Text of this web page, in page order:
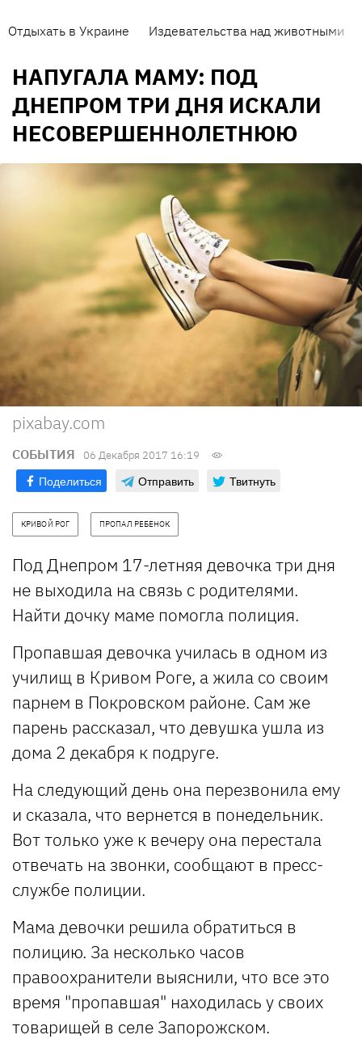
Отдыхать в Украине Издевательства над животными
НАПУГАЛА МАМУ: ПОД
ДНЕПРОМ ТРИ ДНЯ ИСКАЛИ
НЕСОВЕРШЕННОЛЕТНЮЮ
pixabay.com
СОБЫТИЯ 06 Декабря 2017 16:19
Поделиться Отправить Твитнуть
КРИВОЙ РОГ ПРОПАЛ РЕБЕНОК
Под Днепром 17-летняя девочка три дня
не выходила на связь с родителями.
Найти дочку маме помогла полиция.
Пропавшая девочка училась в одном из
училищ в Кривом Роге, а жила со своим
парнем в Покровском районе. Сам же
парень рассказал, что девушка ушла из
дома 2 декабря к подруге.
На следующий день она перезвонила ему
и сказала, что вернется в понедельник.
Вот только уже к вечеру она перестала
отвечать на звонки, сообщают в пресс-
службе полиции.
Мама девочки решила обратиться в
полицию. За несколько часов
правоохранители выяснили, что все это
время "пропавшая" находилась у своих
товарищей в селе Запорожском.